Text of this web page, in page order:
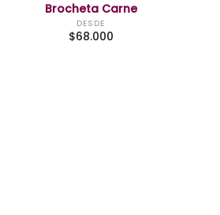
Brocheta Carne
DESDE
$68.000